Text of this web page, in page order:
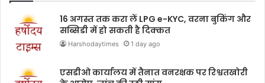
16 अगस्त तक करा लें LPG e-KYC, वरना बुकिंग और
सब्सिडी में हो सकती है दिक्कत
Harshodaytimes 1 day ago
एसडीओ कार्यालय में तैनात वनरक्षक पर रिश्वतखोरी